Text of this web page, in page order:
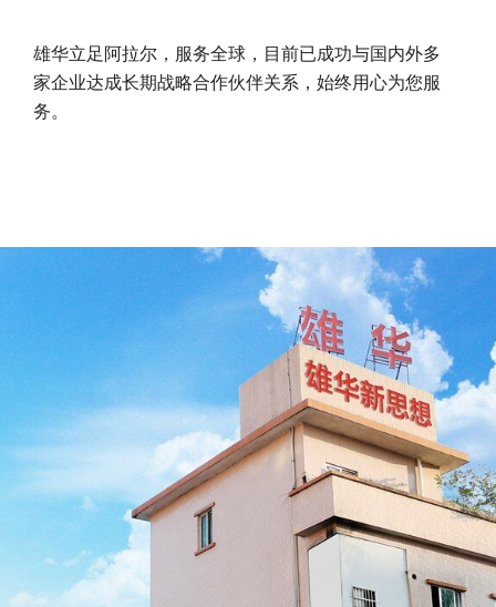
雄华立足阿拉尔，服务全球，目前已成功与国内外多
家企业达成长期战略合作伙伴关系，始终用心为您服
务。